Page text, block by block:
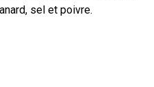
sel et poivre.